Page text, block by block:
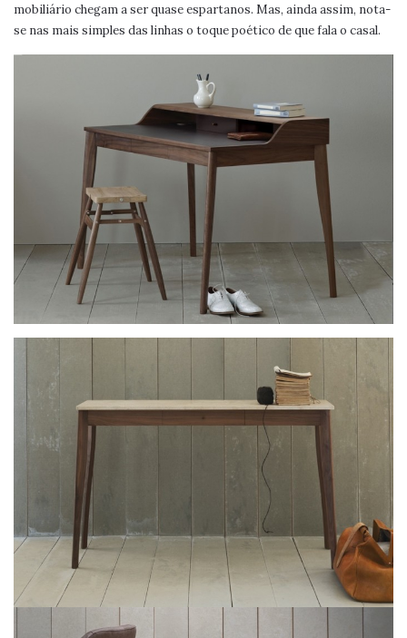
mobiliário chegam a ser quase espartanos. Mas, ainda assim, nota-
se nas mais simples das linhas o toque poético de que fala o casal.